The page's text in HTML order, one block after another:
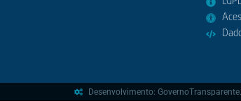
Desenvolvimento: